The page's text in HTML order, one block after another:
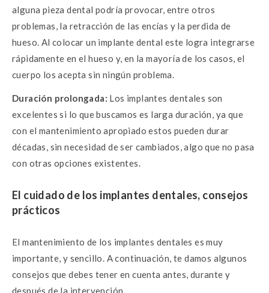
alguna pieza dental podría provocar, entre otros
problemas, la retracción de las encías y la perdida de
hueso. Al colocar un implante dental este logra integrarse
rápidamente en el hueso y, en la mayoría de los casos, el
cuerpo los acepta sin ningún problema.
Duración prolongada: Los implantes dentales son
excelentes si lo que buscamos es larga duración, ya que
con el mantenimiento apropiado estos pueden durar
décadas, sin necesidad de ser cambiados, algo que no pasa
con otras opciones existentes.
El cuidado de los implantes dentales, consejos
prácticos
El mantenimiento de los implantes dentales es muy
importante, y sencillo. A continuación, te damos algunos
consejos que debes tener en cuenta antes, durante y
después de la intervención.